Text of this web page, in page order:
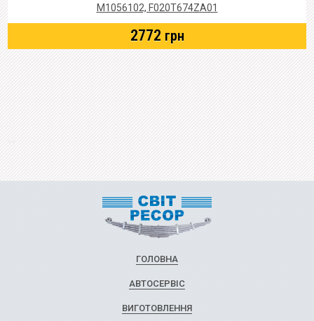
M1056102, F020T674ZA01
2772 грн
ГОЛОВНА
АВТОСЕРВІС
ВИГОТОВЛЕННЯ